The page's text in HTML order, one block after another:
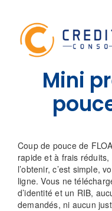
content
Mini
Coup de pouce de
rapide et à frais
l’obtenir, c’est simple,
ligne. Vous ne
d’identité et un RIB,
demandés, ni aucun